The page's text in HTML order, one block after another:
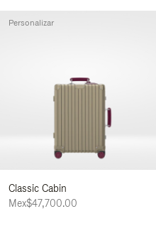
Classic Cabin
Mex$47,700.00
Personalizar